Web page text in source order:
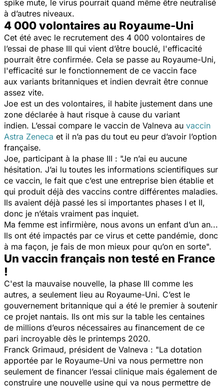
spike mute, le virus pourrait quand même être neutralisé
à d’autres niveaux.
4 000 volontaires au Royaume-Uni
Cet été avec le recrutement des 4 000 volontaires de
l’essai de phase III qui vient d’être bouclé, l'efficacité
pourrait être confirmée. Cela se passe au Royaume-Uni,
l'efficacité sur le fonctionnement de ce vaccin face
aux variants britanniques et indien devrait être connue
assez vite.
Joe est un des volontaires, il habite justement dans une
zone déclarée à haut risque à cause du variant
indien. L’essai compare le vaccin de Valneva au vaccin
Astra Zeneca et il n’a pas du tout eu peur d’avoir l’option
française.
Joe, participant à la phase III : "Je n’ai eu aucune
hésitation. J’ai lu toutes les informations scientifiques sur
ce vaccin, le fait que c’est une entreprise bien établie et
qui produit déjà des vaccins contre différentes maladies.
Ils avaient déjà passé les si importantes phases I et II,
donc je n’étais vraiment pas inquiet.
Ma femme est infirmière, nous avons un enfant d’un an...
Ils ont été impactés par ce virus et cette pandémie, donc
à ma façon, je fais de mon mieux pour qu’on en sorte".
Un vaccin français non testé en France
!
C'est la mauvaise nouvelle, la phase III comme les
autres, a seulement lieu au Royaume-Uni. C’est le
gouvernement britannique qui a été le premier à soutenir
ce projet nantais. Ils ont mis sur la table les centaines
de millions d’euros nécessaires au financement de ce
pari incroyable dès le printemps 2020.
Franck Grimaud, président de Valneva : "La dotation
apportée par le Royaume-Uni va nous permettre non
seulement de financer l’essai clinique mais également de
construire une nouvelle usine qui va nous permettre de